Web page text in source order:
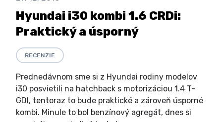
Hyundai i30 kombi 1.6 CRDi:
Praktický a úsporný
RECENZIE
Prednedávnom sme si z Hyundai rodiny modelov
i30 posvietili na hatchback s motorizáciou 1.4 T-
GDI, tentoraz to bude praktické a zároveň úsporné
kombi. Minule to bol benzínový agregát, dnes si